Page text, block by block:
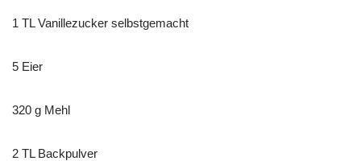
1 TL Vanillezucker selbstgemacht
5 Eier
320 g Mehl
2 TL Backpulver